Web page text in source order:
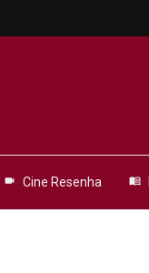
videocam Cine Resenha menu_book